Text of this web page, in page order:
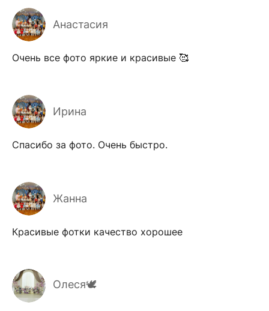
Анастасия
Очень все фото яркие и красивые 🥰
Ирина
Спасибо за фото. Очень быстро.
Жанна
Красивые фотки качество хорошее
Олеся🕊